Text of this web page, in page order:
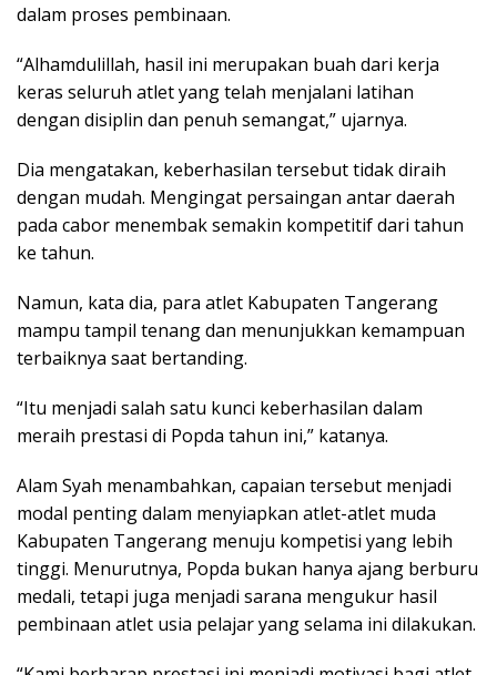
dalam proses pembinaan.
“Alhamdulillah, hasil ini merupakan buah dari kerja
keras seluruh atlet yang telah menjalani latihan
dengan disiplin dan penuh semangat,” ujarnya.
Dia mengatakan, keberhasilan tersebut tidak diraih
dengan mudah. Mengingat persaingan antar daerah
pada cabor menembak semakin kompetitif dari tahun
ke tahun.
Namun, kata dia, para atlet Kabupaten Tangerang
mampu tampil tenang dan menunjukkan kemampuan
terbaiknya saat bertanding.
“Itu menjadi salah satu kunci keberhasilan dalam
meraih prestasi di Popda tahun ini,” katanya.
Alam Syah menambahkan, capaian tersebut menjadi
modal penting dalam menyiapkan atlet-atlet muda
Kabupaten Tangerang menuju kompetisi yang lebih
tinggi. Menurutnya, Popda bukan hanya ajang berburu
medali, tetapi juga menjadi sarana mengukur hasil
pembinaan atlet usia pelajar yang selama ini dilakukan.